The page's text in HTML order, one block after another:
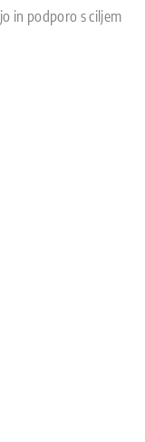
in podporo s ciljem